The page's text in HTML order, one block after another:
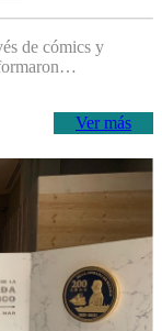
de cómics y
Ver más